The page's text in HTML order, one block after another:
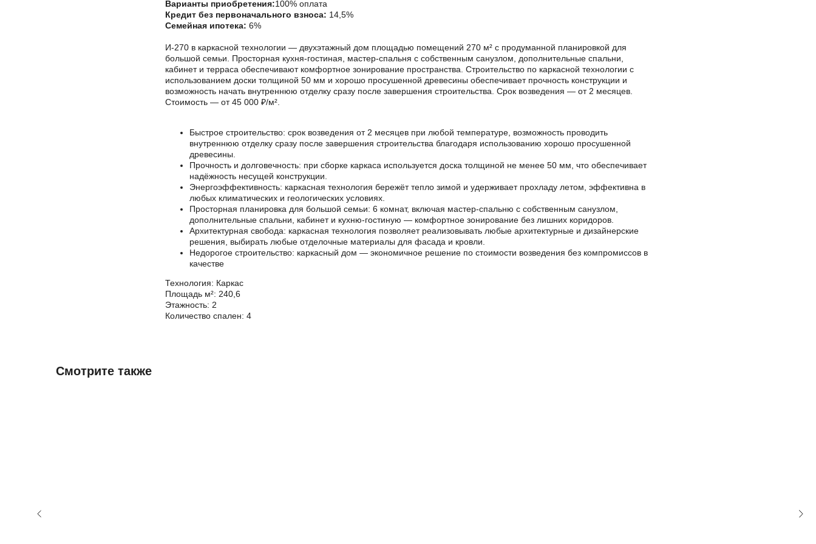
Варианты приобретения:100% оплата
Кредит без первоначального взноса: 14,5%
Семейная ипотека: 6%
И-270 в каркасной технологии — двухэтажный дом площадью помещений 270 м² с продуманной планировкой для
большой семьи. Просторная кухня-гостиная, мастер-спальня с собственным санузлом, дополнительные спальни,
кабинет и терраса обеспечивают комфортное зонирование пространства. Строительство по каркасной технологии с
использованием доски толщиной 50 мм и хорошо просушенной древесины обеспечивает прочность конструкции и
возможность начать внутреннюю отделку сразу после завершения строительства. Срок возведения — от 2 месяцев.
Стоимость — от 45 000 ₽/м².
Быстрое строительство: срок возведения от 2 месяцев при любой температуре, возможность проводить
внутреннюю отделку сразу после завершения строительства благодаря использованию хорошо просушенной
древесины.
Прочность и долговечность: при сборке каркаса используется доска толщиной не менее 50 мм, что обеспечивает
надёжность несущей конструкции.
Энергоэффективность: каркасная технология бережёт тепло зимой и удерживает прохладу летом, эффективна в
любых климатических и геологических условиях.
Просторная планировка для большой семьи: 6 комнат, включая мастер-спальню с собственным санузлом,
дополнительные спальни, кабинет и кухню-гостиную — комфортное зонирование без лишних коридоров.
Архитектурная свобода: каркасная технология позволяет реализовывать любые архитектурные и дизайнерские
решения, выбирать любые отделочные материалы для фасада и кровли.
Недорогое строительство: каркасный дом — экономичное решение по стоимости возведения без компромиссов в
качестве
Технология: Каркас
Площадь м²: 240,6
Этажность: 2
Количество спален: 4
Смотрите также